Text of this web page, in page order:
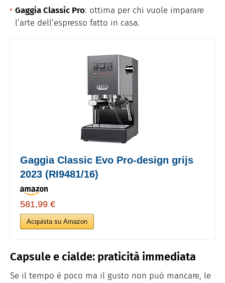
Gaggia Classic Pro: ottima per chi vuole imparare
l’arte dell’espresso fatto in casa.
Gaggia Classic Evo Pro-design grijs
2023 (RI9481/16)
581,99 €
Acquista su Amazon
Capsule e cialde: praticità immediata
Se il tempo è poco ma il gusto non può mancare, le